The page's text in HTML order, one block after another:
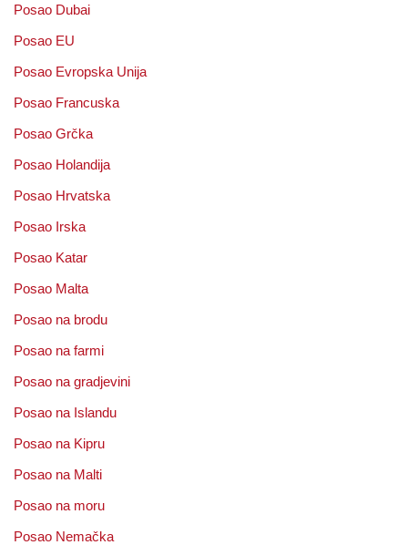
Posao Dubai
Posao EU
Posao Evropska Unija
Posao Francuska
Posao Grčka
Posao Holandija
Posao Hrvatska
Posao Irska
Posao Katar
Posao Malta
Posao na brodu
Posao na farmi
Posao na gradjevini
Posao na Islandu
Posao na Kipru
Posao na Malti
Posao na moru
Posao Nemačka